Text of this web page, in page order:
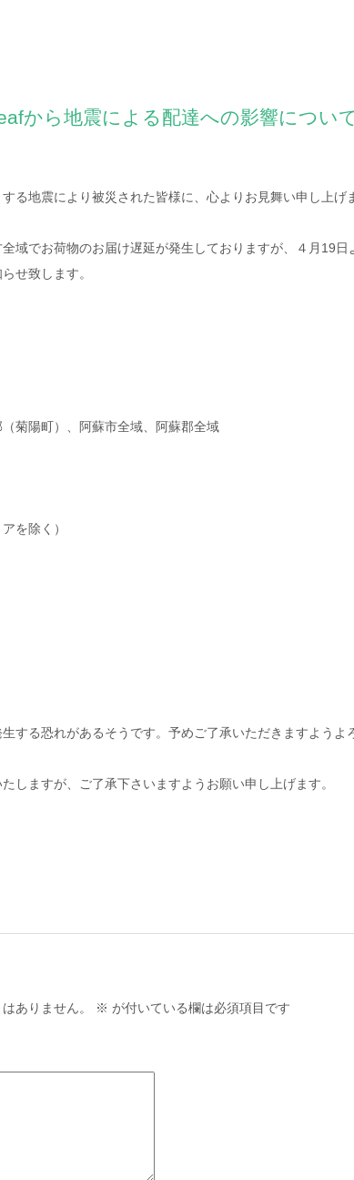
から地震による配達への影響につい
る地震により被災された皆様に、心よりお見舞い申し上げ
域でお荷物のお届け遅延が発生しておりますが、４月19日
せ致します。
菊陽町）、阿蘇市全域、阿蘇郡全域
を除く）
する恐れがあるそうです。予めご了承いただきますようよ
しますが、ご了承下さいますようお願い申し上げます。
ありません。 ※ が付いている欄は必須項目です